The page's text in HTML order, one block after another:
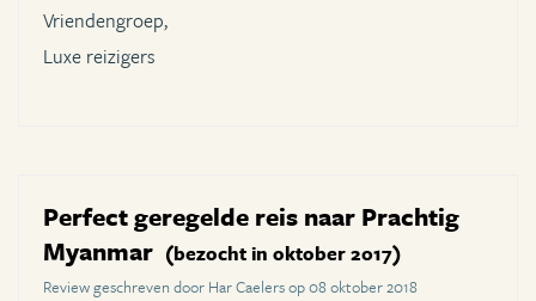
Vriendengroep,
Luxe reizigers
Perfect geregelde reis naar Prachtig
Myanmar (bezocht in oktober 2017)
Review geschreven door Har Caelers op 08 oktober 2018